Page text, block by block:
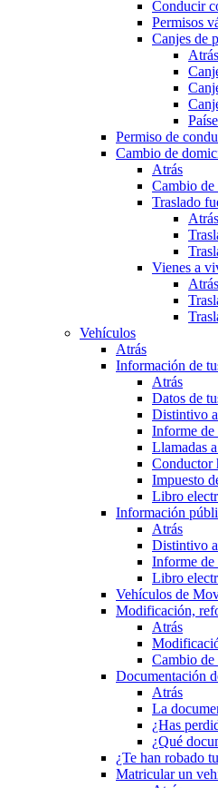
Conducir
Permisos
Canjes de
Atrás
Permiso de
Cambio de
Atrás
Cambio de
Traslado
Atrás
Vienes a
Atrás
Vehículos
Atrás
Información de
Atrás
Datos de
Distintivo
Informe
Llamadas
Conductor
Impuesto
Libro
Información
Atrás
Distintivo
Informe
Libro
Vehículos de
Modificación,
Atrás
Cambio
Documentación
Atrás
La
¿Has
¿Qué
¿Te han robado
Matricular un